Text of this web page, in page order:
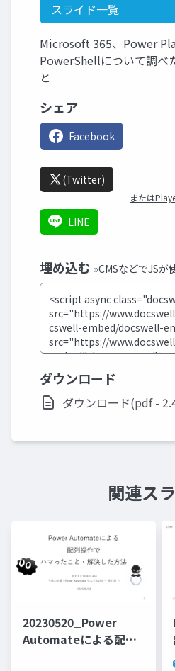
スライド一覧
Microsoft 365、Power
PowerShellについて調べ
と
シェア
Facebook
(Twitter)
または
LINE
埋め込む »CMSなどでJSが
ダウンロード
ダウンロード(pdf -
関連ス
20230520_Power
Automateによる配列